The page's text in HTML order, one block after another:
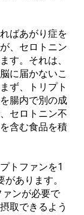
ばあがり症を
、セロトニン
す。それは、
に届かないこ
ず、トリプト
腸内で別の成
セロトニン不
含む食品を積
トファンを1
あります。
ンが必要で
取できるよう